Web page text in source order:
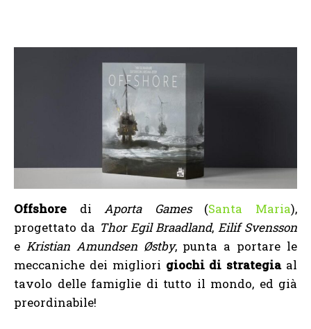
Offshore diAporta Games (Santa Maria),
progettato da Thor Egil Braadland,Eilif Svensson
e Kristian Amundsen Østby, punta a portare le
meccaniche dei migliori giochi di strategiaal
tavolo delle famiglie di tutto il mondo, ed già
preordinabile!